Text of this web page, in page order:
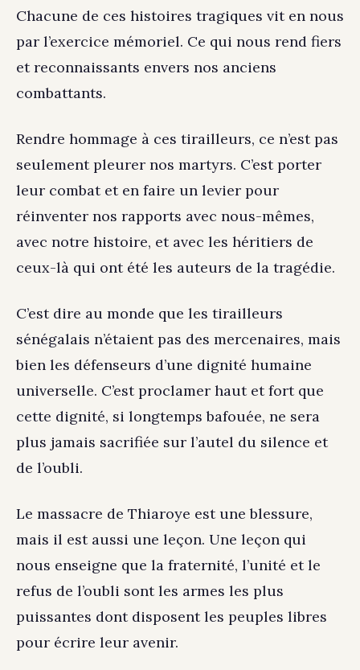
Chacune de ces histoires tragiques vit en nous
par l’exercice mémoriel. Ce qui nous rend fiers
et reconnaissants envers nos anciens
combattants.
Rendre hommage à ces tirailleurs, ce n’est pas
seulement pleurer nos martyrs. C’est porter
leur combat et en faire un levier pour
réinventer nos rapports avec nous-mêmes,
avec notre histoire, et avec les héritiers de
ceux-là qui ont été les auteurs de la tragédie.
C’est dire au monde que les tirailleurs
sénégalais n’étaient pas des mercenaires, mais
bien les défenseurs d’une dignité humaine
universelle. C’est proclamer haut et fort que
cette dignité, si longtemps bafouée, ne sera
plus jamais sacrifiée sur l’autel du silence et
de l’oubli.
Le massacre de Thiaroye est une blessure,
mais il est aussi une leçon. Une leçon qui
nous enseigne que la fraternité, l’unité et le
refus de l’oubli sont les armes les plus
puissantes dont disposent les peuples libres
pour écrire leur avenir.